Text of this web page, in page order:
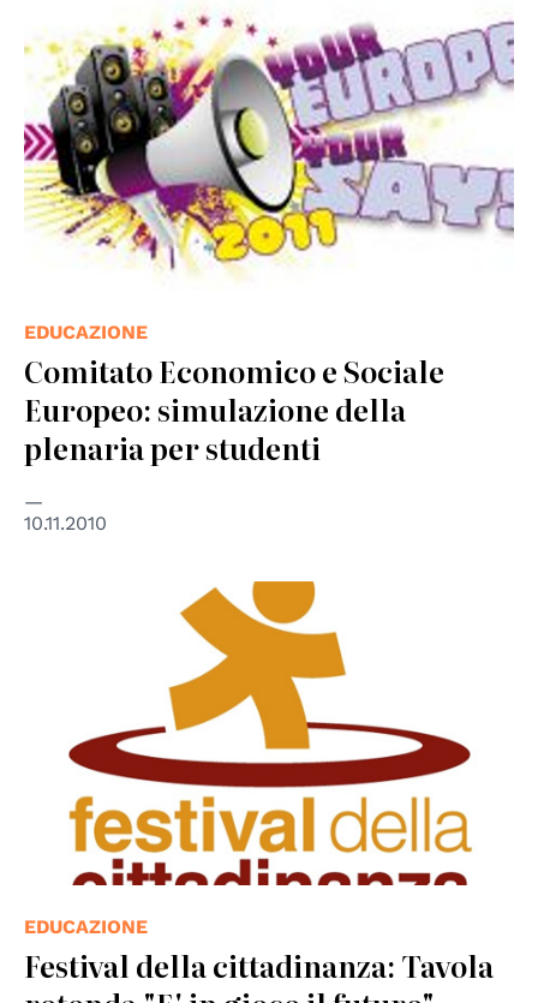
EDUCAZIONE
Comitato Economico e Sociale
Europeo: simulazione della
plenaria per studenti
10.11.2010
EDUCAZIONE
Festival della cittadinanza: Tavola